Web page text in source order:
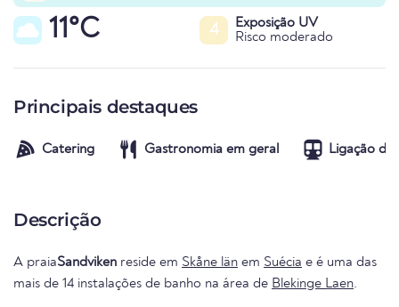
11°C 4
Exposição UV
Risco moderado
Principais destaques
Catering Gastronomia em geral Ligação de
Descrição
A praiaSandviken reside em Skåne län em Suécia e é uma das
mais de 14 instalações de banho na área de Blekinge Laen.